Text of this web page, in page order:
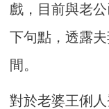
戲，目前與老
下句點，透露
間。
對於老婆王俐